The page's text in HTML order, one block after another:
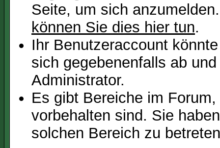
Seite, um sich
können Sie dies hier tun.
Ihr Benutzeraccount
sich gegebenenfalls ab
Administrator.
Es gibt Bereiche im
vorbehalten sind. Sie
solchen Bereich zu